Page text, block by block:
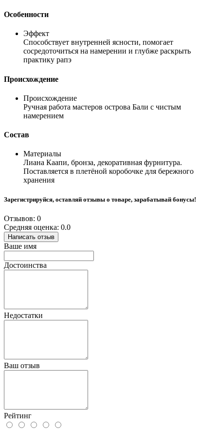
Особенности
Эффект
Способствует внутренней ясности, помогает
сосредоточиться на намерении и глубже раскрыть
практику рапэ
Происхождение
Происхождение
Ручная работа мастеров острова Бали с чистым
намерением
Состав
Материалы
Лиана Каапи, бронза, декоративная фурнитура.
Поставляется в плетёной коробочке для бережного
хранения
Зарегистрируйся, оставляй отзывы о товаре, зарабатывай бонусы!
Отзывов: 0
Средняя оценка: 0.0
Написать отзыв
Ваше имя
Достоинства
Недостатки
Ваш отзыв
Рейтинг